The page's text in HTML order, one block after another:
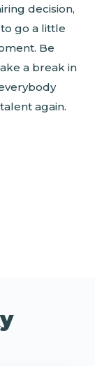
decision,
go a little
Be
a break in
again.